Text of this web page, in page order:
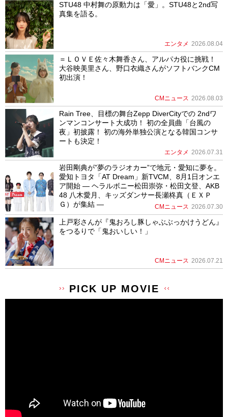
STU48 中村舞の原動力は「愛」。STU48と2nd写
真集を語る。
エンタメ 2026.08.04
＝ＬＯＶＥ佐々木舞香さん、アルパカ役に挑戦！
大谷映美里さん、野口衣織さんがソフトバンクCM
初出演！
CMニュース 2026.08.03
Rain Tree、目標の舞台Zepp DiverCityでの 2ndワ
ンマンコンサート大成功！ 初の全員曲「台風の
夜」初披露！ 初の海外単独公演となる韓国コンサ
ートも決定！
エンタメ 2026.07.31
岩田剛典が”夢のラジオカー”で地元・愛知に夢を。
愛知トヨタ「AT Dream」新TVCM、8月1日オンエ
ア開始 ― ヘラルボニー松田崇弥・松田文登、AKB
48 八木愛月、キッズダンサー長瀬柊真（ＥＸＰ
Ｇ）が集結 ―
CMニュース 2026.07.30
上戸彩さんが『鬼おろし豚しゃぶぶっかけうどん』
をつるりで「鬼おいしい！」
CMニュース 2026.07.21
PICK UP MOVIE